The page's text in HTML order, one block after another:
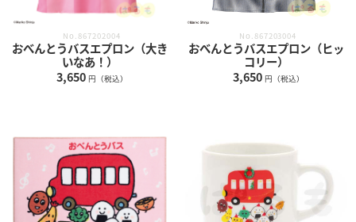
No.867202004
おべんとうバスエプロン（大き
いなあ！）
3,650 円（税込）
No.867203004
おべんとうバスエプロン（ヒッ
コリー）
3,650 円（税込）